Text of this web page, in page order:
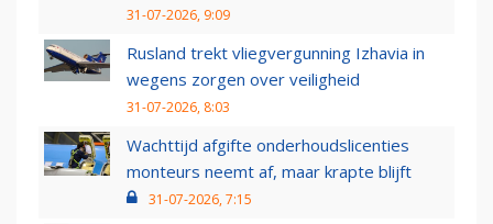
31-07-2026, 9:09
Rusland trekt vliegvergunning Izhavia in
wegens zorgen over veiligheid
31-07-2026, 8:03
Wachttijd afgifte onderhoudslicenties
monteurs neemt af, maar krapte blijft
31-07-2026, 7:15